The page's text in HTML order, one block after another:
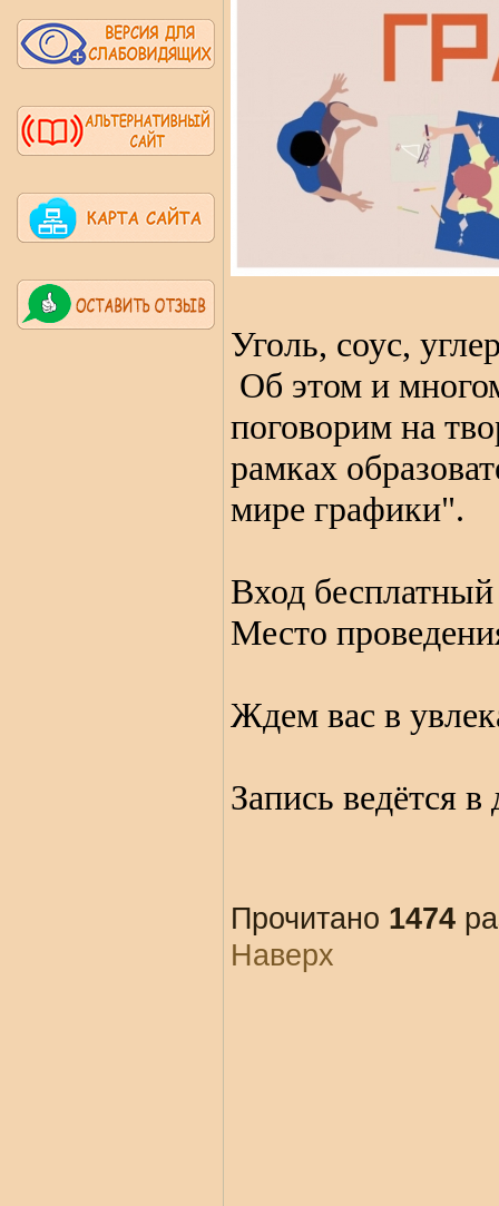
Уголь, соус,
Об этом и
поговорим на
рамках
мире графики".
Вход
Место
Ждем вас в
Запись ведётся
Прочитано 1474
Наверх